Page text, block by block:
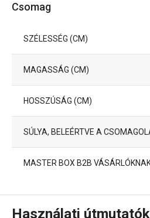
Csomag
SZÉLESSÉG (CM)
MAGASSÁG (CM)
HOSSZÚSÁG (CM)
SÚLYA, BELEÉRTVE A
MASTER BOX B2B
Használati útmutatók